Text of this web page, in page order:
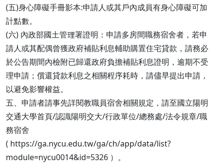
(五)身心障礙手冊影本:申請人或其戶內成員有身心障礙可加
計點數。
(六) 內政部國土管理署證明：申請多房間職務宿舍者，若申
請人或其配偶曾獲政府補貼利息輔助購置住宅貸款，請務必
於公告期間內檢附已歸還政府負擔補貼利息證明，逾期不受
理申請；償還貸款利息之相關程序耗時，請儘早提出申請，
以避免影響權益。
五、申請者請事先詳閱教職員宿舍相關規定，請至國立陽明
交通大學首頁/認識陽明交大/行政單位/總務處/法令規章/職
務宿舍
( https://ga.nycu.edu.tw/ga/ch/app/data/list?
module=nycu0014&id=5326 ）。